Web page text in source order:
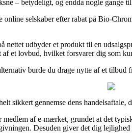
– betydeligt, og endda nogle gange
selskaber efter rabat på Bio-
udbyder et produkt til en
et lovbud, hvilket forsvarer dig som
burde du drage nytte af et
sikkert gennemse dens handelsaftale,
af e-mærket, grundet at det
Desuden giver det dig